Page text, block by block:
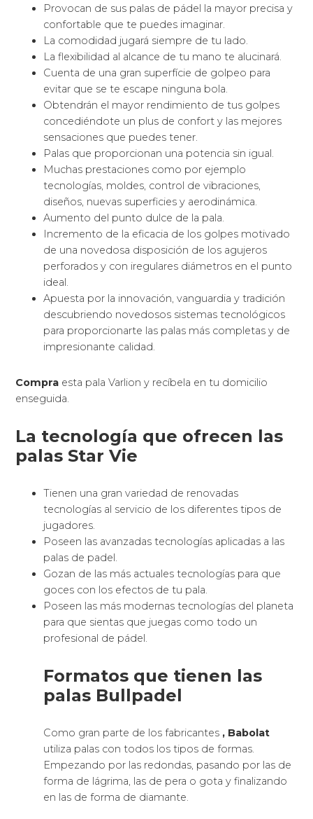
Provocan de sus palas de pádel la mayor precisa y
confortable que te puedes imaginar.
La comodidad jugará siempre de tu lado.
La flexibilidad al alcance de tu mano te alucinará.
Cuenta de una gran superfície de golpeo para
evitar que se te escape ninguna bola.
Obtendrán el mayor rendimiento de tus golpes
concediéndote un plus de confort y las mejores
sensaciones que puedes tener.
Palas que proporcionan una potencia sin igual.
Muchas prestaciones como por ejemplo
tecnologías, moldes, control de vibraciones,
diseños, nuevas superficies y aerodinámica.
Aumento del punto dulce de la pala.
Incremento de la eficacia de los golpes motivado
de una novedosa disposición de los agujeros
perforados y con iregulares diámetros en el punto
ideal.
Apuesta por la innovación, vanguardia y tradición
descubriendo novedosos sistemas tecnológicos
para proporcionarte las palas más completas y de
impresionante calidad.
Compra esta pala Varlion y recíbela en tu domicilio
enseguida.
La tecnología que ofrecen las
palas Star Vie
Tienen una gran variedad de renovadas
tecnologías al servicio de los diferentes tipos de
jugadores.
Poseen las avanzadas tecnologías aplicadas a las
palas de padel.
Gozan de las más actuales tecnologías para que
goces con los efectos de tu pala.
Poseen las más modernas tecnologías del planeta
para que sientas que juegas como todo un
profesional de pádel.
Formatos que tienen las
palas Bullpadel
Como gran parte de los fabricantes , Babolat
utiliza palas con todos los tipos de formas.
Empezando por las redondas, pasando por las de
forma de lágrima, las de pera o gota y finalizando
en las de forma de diamante.